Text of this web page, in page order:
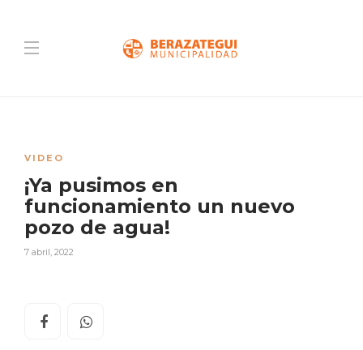
VIDEO
¡Ya pusimos en
funcionamiento un nuevo
pozo de agua!
7 abril, 2022